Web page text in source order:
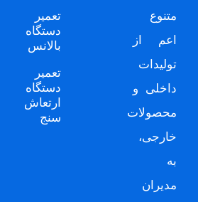
متنوع
اعم از
تولیدات
داخلی و
محصولات
خارجی،
به
مدیران
تعمیر
دستگاه
بالانس
تعمیر
دستگاه
ارتعاش
سنج